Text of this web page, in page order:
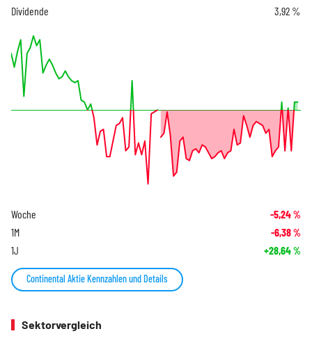
Dividende
3,92 %
Woche -5,24%
1M -6,38%
1J +28,64%
Continental Aktie Kennzahlen und Details
Sektorvergleich